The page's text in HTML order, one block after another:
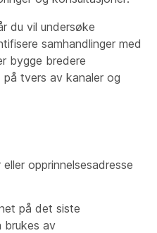
du vil undersøke
samhandlinger med
bygge bredere
tvers av kanaler og
opprinnelsesadresse
på det siste
brukes av